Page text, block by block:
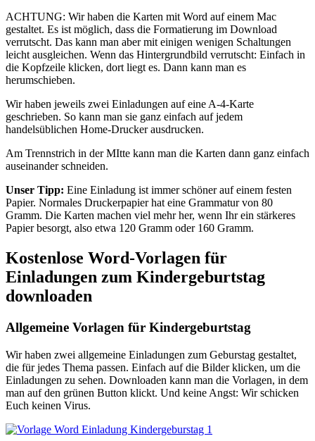
ACHTUNG: Wir haben die Karten mit Word auf einem Mac
gestaltet. Es ist möglich, dass die Formatierung im Download
verrutscht. Das kann man aber mit einigen wenigen Schaltungen
leicht ausgleichen. Wenn das Hintergrundbild verrutscht: Einfach in
die Kopfzeile klicken, dort liegt es. Dann kann man es
herumschieben.
Wir haben jeweils zwei Einladungen auf eine A-4-Karte
geschrieben. So kann man sie ganz einfach auf jedem
handelsüblichen Home-Drucker ausdrucken.
Am Trennstrich in der MItte kann man die Karten dann ganz einfach
auseinander schneiden.
Unser Tipp: Eine Einladung ist immer schöner auf einem festen
Papier. Normales Druckerpapier hat eine Grammatur von 80
Gramm. Die Karten machen viel mehr her, wenn Ihr ein stärkeres
Papier besorgt, also etwa 120 Gramm oder 160 Gramm.
Kostenlose Word-Vorlagen für
Einladungen zum Kindergeburtstag
downloaden
Allgemeine Vorlagen für Kindergeburtstag
Wir haben zwei allgemeine Einladungen zum Geburstag gestaltet,
die für jedes Thema passen. Einfach auf die Bilder klicken, um die
Einladungen zu sehen. Downloaden kann man die Vorlagen, in dem
man auf den grünen Button klickt. Und keine Angst: Wir schicken
Euch keinen Virus.